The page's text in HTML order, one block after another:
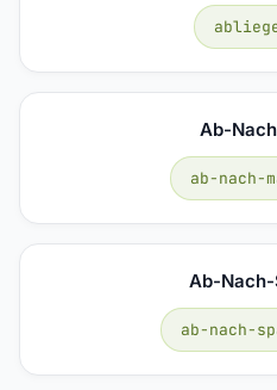
Ab-
ab-nach-
Ab-
ab-nach-